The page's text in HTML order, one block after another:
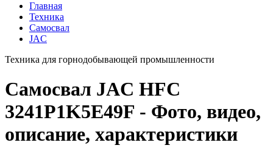
Главная
Техника
Самосвал
JAC
Техника для горнодобывающей промышленности
Самосвал JAC HFC
3241P1K5E49F - Фото, видео,
описание, характеристики